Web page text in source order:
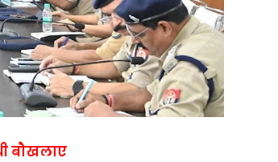
बौखलाए